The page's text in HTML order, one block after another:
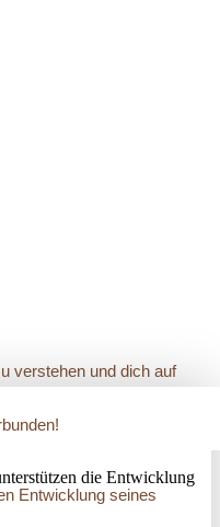
die Entwicklung
verstehen und dich auf
Entwicklung seines